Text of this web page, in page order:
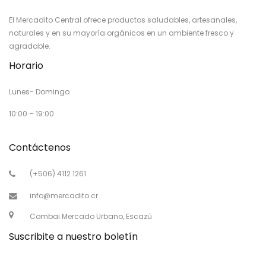
El Mercadito Central ofrece productos saludables, artesanales,
naturales y en su mayoría orgánicos en un ambiente fresco y
agradable.
Horario
Lunes- Domingo
10:00 – 19:00
Contáctenos
(+506) 4112 1261
info@mercadito.cr
Combai Mercado Urbano, Escazú
Suscribite a nuestro boletín